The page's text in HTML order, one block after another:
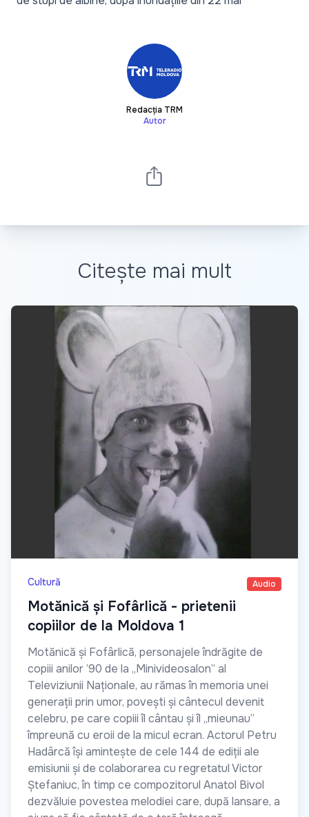
Redacția TRM
Autor
Citește mai mult
Cultură Audio
Motănică și Fofârlică - prietenii
copiilor de la Moldova 1
Motănică și Fofârlică, personajele îndrăgite de
copiii anilor ’90 de la „Minivideosalon” al
Televiziunii Naționale, au rămas în memoria unei
generații prin umor, povești și cântecul devenit
celebru, pe care copiii îl cântau și îl „mieunau”
împreună cu eroii de la micul ecran. Actorul Petru
Hadârcă își amintește de cele 144 de ediții ale
emisiunii și de colaborarea cu regretatul Victor
Ștefaniuc, în timp ce compozitorul Anatol Bivol
dezvăluie povestea melodiei care, după lansare, a